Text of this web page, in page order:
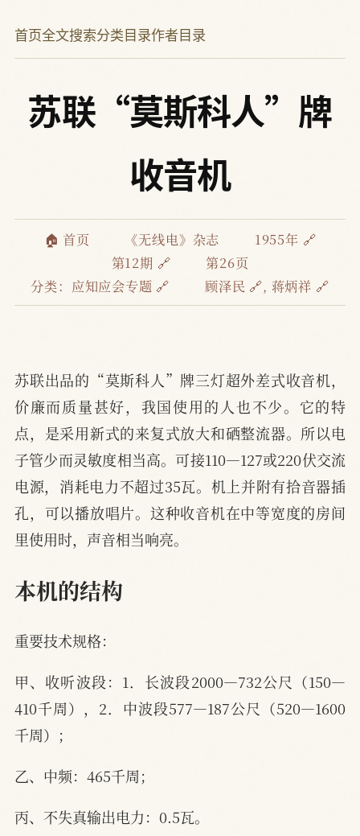
首页全文搜索分类目录作者目录
苏联“莫斯科人”牌
收音机
🏠 首页 《无线电》杂志
1955年 🔗
第12期 🔗
第26页
分类： 应知应会专题 🔗 顾泽民 🔗, 蒋炳祥 🔗
苏联出品的“莫斯科人”牌三灯超外差式收音机，
价廉而质量甚好，我国使用的人也不少。它的特
点，是采用新式的来复式放大和硒整流器。所以电
子管少而灵敏度相当高。可接110—127或220伏交流
电源，消耗电力不超过35瓦。机上并附有拾音器插
孔，可以播放唱片。这种收音机在中等宽度的房间
里使用时，声音相当响亮。
本机的结构
重要技术规格：
甲、收听波段：1．长波段2000—732公尺（150—
410千周），2．中波段577—187公尺（520—1600
千周）；
乙、中频：465千周；
丙、不失真输出电力：0.5瓦。